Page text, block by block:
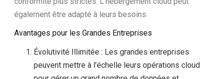
également être adapté à leurs besoins.
Avantages pour les Grandes Entreprises
Évolutivité Illimitée : Les grandes entreprises
peuvent mettre à l’échelle leurs opérations cloud